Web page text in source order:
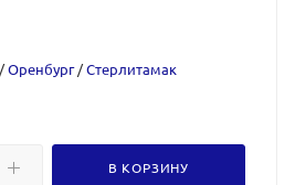
/Оренбург/Стерлитамак
В КОРЗИНУ